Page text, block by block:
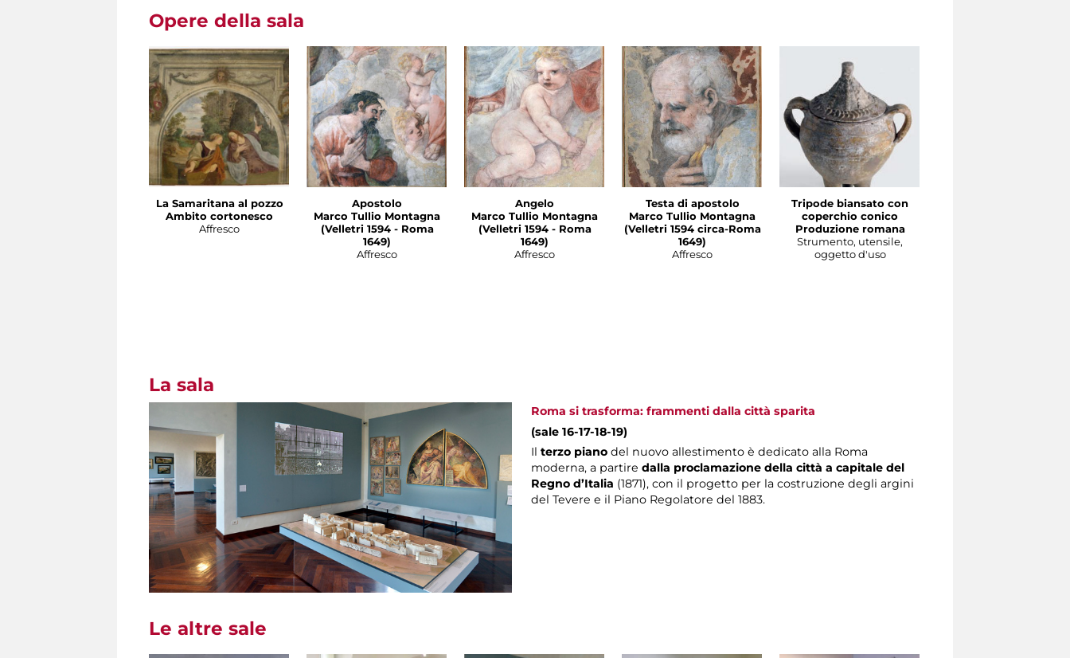
Opere della sala
La Samaritana al pozzo
Ambito cortonesco
Affresco
Apostolo
Marco Tullio Montagna
(Velletri 1594 - Roma
1649)
Affresco
Angelo
Marco Tullio Montagna
(Velletri 1594 - Roma
1649)
Affresco
Testa di apostolo
Marco Tullio Montagna
(Velletri 1594 circa-Roma
1649)
Affresco
Tripode biansato con
coperchio conico
Produzione romana
Strumento, utensile,
oggetto d'uso
La sala
Roma si trasforma: frammenti dalla città sparita
(sale 16-17-18-19)
Ilterzo piano del nuovo allestimento è dedicato alla Roma
moderna, a partiredalla proclamazione della città a capitale del
Regno d’Italia (1871), con il progetto per la costruzione degli argini
del Tevere e il Piano Regolatore del 1883.
Le altre sale